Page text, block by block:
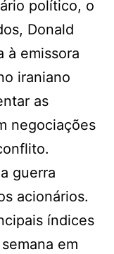
político, o
Donald
à emissora
iraniano
as
negociações
guerra
acionários.
índices
em